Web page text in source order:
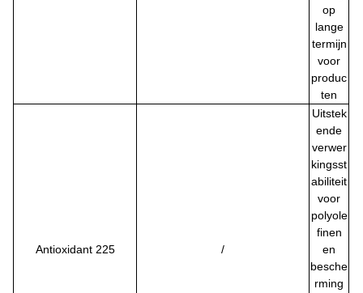
op
lange
termijn
voor
produc
ten
Antioxidant 225 /
Uitstek
ende
verwer
kingsst
abiliteit
voor
polyole
finen
en
besche
rming